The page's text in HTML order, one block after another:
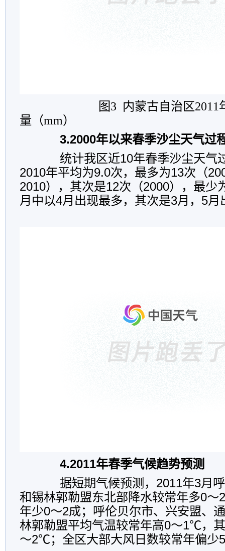
图3 内蒙古自治区
量（mm）
3.2000年以来春季沙尘天气过
统计我区近10年春季沙尘天气
2010年平均为9.0次，最多为13次（
2010），其次是12次（2000），最少
月中以4月出现最多，其次是3月，5
4.2011年春季气候趋势预测
据短期气候预测，2011年3月呼
和锡林郭勒盟东北部降水较常年多0～
年少0～2成；呼伦贝尔市、兴安盟、
林郭勒盟平均气温较常年高0～1℃，
～2℃；全区大部大风日数较常年偏少